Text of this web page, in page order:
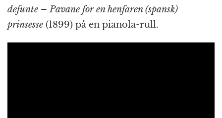
defunte – Pavane for en henfaren (spansk)
prinsesse (1899) på en pianola-rull.